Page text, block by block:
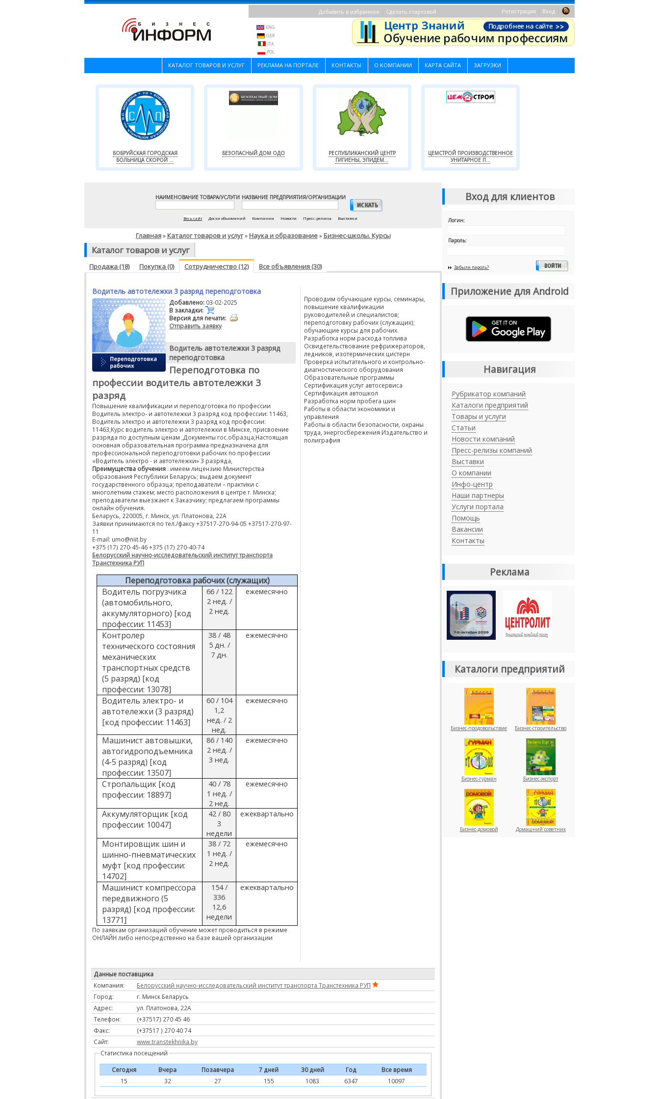
Регистрация Вход
Добавить в избранное Сделать стартовой
ENG
GER
ITA
POL
КАТАЛОГ ТОВАРОВ И УСЛУГ РЕКЛАМА НА ПОРТАЛЕ КОНТАКТЫ О КОМПАНИИ КАРТА САЙТА ЗАГРУЗКИ
БОБРУЙСКАЯ ГОРОДСКАЯ
БОЛЬНИЦА СКОРОЙ ...
БЕЗОПАСНЫЙ ДОМ ОДО
РЕСПУБЛИКАНСКИЙ ЦЕНТР
ГИГИЕНЫ, ЭПИДЕМ...
ЦЕМСТРОЙ ПРОИЗВОДСТВЕННОЕ
УНИТАРНОЕ П...
НАИМЕНОВАНИЕ ТОВАРА/УСЛУГИ НАЗВАНИЕ ПРЕДПРИЯТИЯ/ОРГАНИЗАЦИИ
Весь сайт Доска объявлений Компании Новости Пресс-релизы Выставки
Главная» Каталог товаров и услуг» Наука и образование» Бизнес-школы. Курсы
Каталог товаров и услуг
Продажа (18) Покупка (0) Сотрудничество (12) Все объявления (30)
Водитель автотележки 3 разряд переподготовка
Добавлено: 03-02-2025
В закладки:
Версия для печати:
Отправить заявку
Водитель автотележки 3 разряд
переподготовка
Переподготовка по
профессии водитель автотележки 3
разряд
Повышение квалификации и переподготовка по профессии
Водитель электро- и автотележки 3 разряд код профессии: 11463,
Водитель электро и автотележки 3 разряд код профессии:
11463,Курс водитель электро и автотележки в Минске, присвоение
разряда по доступным ценам ,Документы гос.образца,Настоящая
основная образовательная программа предназначена для
профессиональной переподготовки рабочих по профессии
«Водитель электро - и автотележки» 3 разряда,
Преимущества обучения : имеем лицензию Министерства
образования Республики Беларусь; выдаем документ
государственного образца; преподаватели – практики с
многолетним стажем; место расположения в центре г. Минска;
преподаватели выезжают к Заказчику; предлагаем программы
онлайн обучения.
Беларусь, 220005, г. Минск, ул. Платонова, 22А
Заявки принимаются по тел./факсу +37517-270-94-05 +37517-270-97-
11
E-mail: umo@niit.by
+375 (17) 270-45-46 +375 (17) 270-40-74
Белорусский научно-исследовательский институт транспорта
Транстехника РУП
Переподготовка рабочих (служащих)
Водитель погрузчика
(автомобильного,
аккумуляторного) [код
профессии: 11453]
66 / 122
2 нед. /
2 нед.
ежемесячно
Контролер
технического состояния
механических
транспортных средств
(5 разряд) [код
профессии: 13078]
38 / 48
5 дн. /
7 дн.
ежемесячно
Водитель электро- и
автотележки (3 разряд)
[код профессии: 11463]
60 / 104
1,2
нед. / 2
нед.
ежемесячно
Машинист автовышки,
автогидроподъемника
(4-5 разряд) [код
профессии: 13507]
86 / 140
2 нед. /
3 нед.
ежемесячно
Стропальщик [код
профессии: 18897]
40 / 78
1 нед. /
2 нед.
ежемесячно
Аккумуляторщик [код
профессии: 10047]
42 / 80
3
недели
ежеквартально
Монтировщик шин и
шинно-пневматических
муфт [код профессии:
14702]
38 / 72
1 нед. /
2 нед.
ежемесячно
Машинист компрессора
передвижного (5
разряд) [код профессии:
13771]
154 /
336
12,6
недели
ежеквартально
По заявкам организаций обучение может проводиться в режиме
ОНЛАЙН либо непосредственно на базе вашей организации
Проводим обучающие курсы, семинары,
повышение квалификации
руководителей и специалистов;
переподготовку рабочих (служащих);
обучающие курсы для рабочих.
Разработка норм расхода топлива
Освидетельствование рефрижераторов,
ледников, изотермических цистерн
Проверка испытательного и контрольно-
диагностического оборудования
Образовательные программы
Сертификация услуг автосервиса
Сертификация автошкол
Разработка норм пробега шин
Работы в области экономики и
управления
Работы в области безопасности, охраны
труда, энергосбережения Издательство и
полиграфия
Данные поставщика
Компания:
Белорусский научно-исследовательский институт транспорта Транстехника РУП
Город:
г. Минск Беларусь
Адрес:
ул. Платонова, 22А
Телефон:
(+37517) 270 45 46
Факс:
(+37517 ) 270 40 74
Сайт:
www.transtekhnika.by
Статистика посещений
Сегодня Вчера Позавчера 7 дней 30 дней Год
Все время
15
32 27 155 1083 6347 10097
Вход для клиентов
Логин:
Пароль:
Забыли пароль?
Приложение для Android
Навигация
Рубрикатор компаний
Каталоги предприятий
Товары и услуги
Статьи
Новости компаний
Пресс-релизы компаний
Выставки
О компании
Инфо-центр
Наши партнеры
Услуги портала
Помощь
Вакансии
Контакты
Реклама
Каталоги предприятий
Бизнес-продовольствие Бизнес-строительство
Бизнес-гурман Бизнес-экспорт
Бизнес-домовой Домашний советник